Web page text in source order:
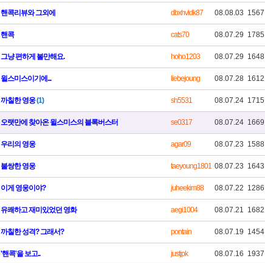
핸콕리뷰와 그외에 dbxhvldk87 08.08.03 1567
핸콕 cats70 08.07.29 1785
그냥 편하게 볼만해요. hoho1203 08.07.29 1648
윌스미스이기에... liebejoung 08.07.28 1612
까칠한 영웅(1) sh5531 08.07.24 1715
오랫만에 찾아온 윌스미스의 블록버스터 se0317 08.07.24 1669
우리의 영웅 agar09 08.07.23 1588
불쌍한 영웅 taeyoung1801 08.07.23 1643
이게 영웅이야? juheekim88 08.07.22 1286
유쾌하고 재미있었던 영화 aegi1004 08.07.21 1682
까칠한 성격? 그래서? pontain 08.07.19 1454
'핸콕'을 보고.. justjpk 08.07.16 1937